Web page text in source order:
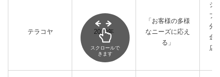
テラコヤ 2010年
「お客様の多様
なニーズに応え
る」
シ
プ
分
金
店
スクロールで
きます